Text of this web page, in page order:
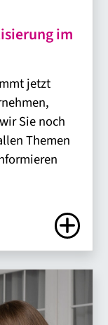
im
jetzt
Sie noch
Themen
Zum Artikel